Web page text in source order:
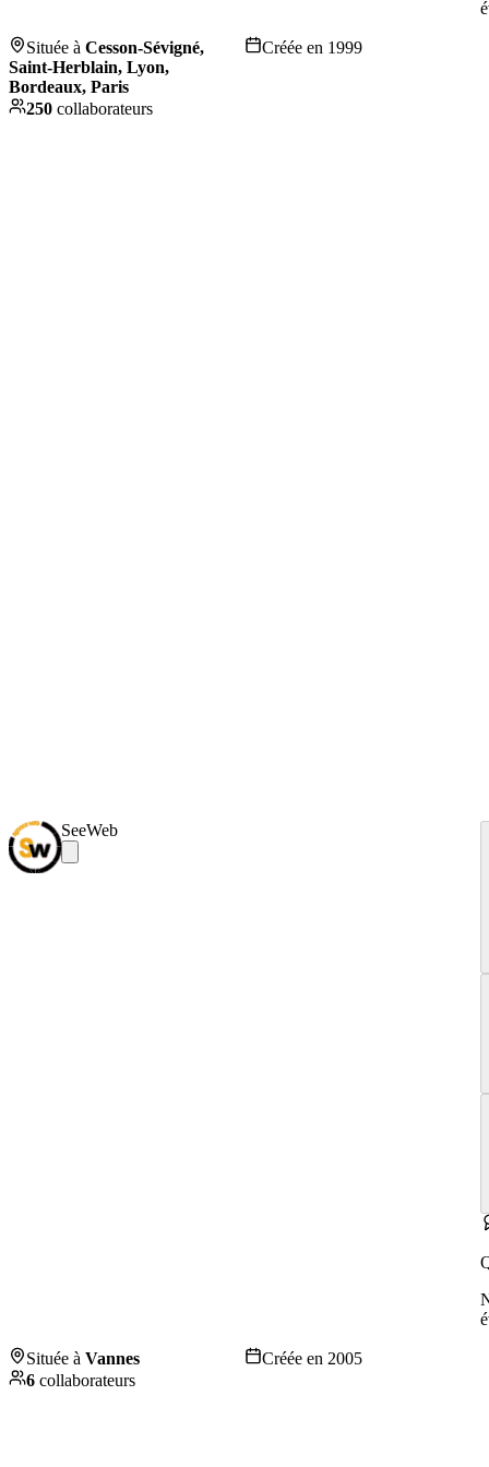
Située à Cesson-Sévigné,
Saint-Herblain, Lyon,
Bordeaux, Paris
Créée en 1999
250 collaborateurs
SeeWeb
Située à Vannes Créée en 2005
6 collaborateurs